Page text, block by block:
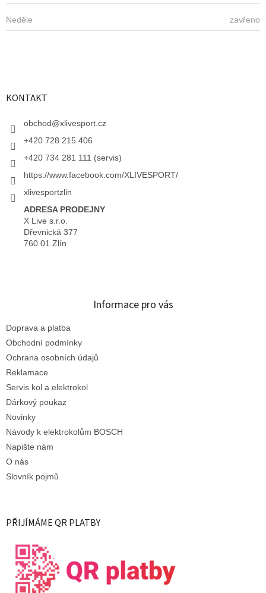
Neděle zavřeno
KONTAKT
obchod@xlivesport.cz
+420 728 215 406
+420 734 281 111 (servis)
https://www.facebook.com/XLIVESPORT/
xlivesportzlin
ADRESA PRODEJNY
X Live s.r.o.
Dřevnická 377
760 01 Zlín
Informace pro vás
Doprava a platba
Obchodní podmínky
Ochrana osobních údajů
Reklamace
Servis kol a elektrokol
Dárkový poukaz
Novinky
Návody k elektrokolům BOSCH
Napište nám
O nás
Slovník pojmů
PŘIJÍMÁME QR PLATBY